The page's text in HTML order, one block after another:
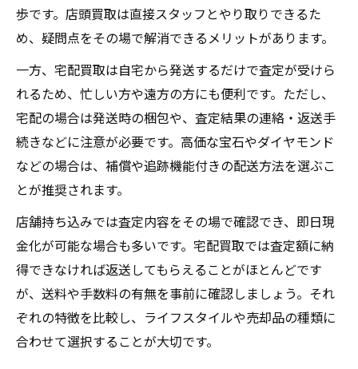
歩です。店頭買取は直接スタッフとやり取りできるた
め、疑問点をその場で解消できるメリットがあります。
一方、宅配買取は自宅から発送するだけで査定が受けら
れるため、忙しい方や遠方の方にも便利です。ただし、
宅配の場合は発送時の梱包や、査定結果の連絡・返送手
続きなどに注意が必要です。高価な宝石やダイヤモンド
などの場合は、補償や追跡機能付きの配送方法を選ぶこ
とが推奨されます。
店舗持ち込みでは査定内容をその場で確認でき、即日現
金化が可能な場合も多いです。宅配買取では査定額に納
得できなければ返送してもらえることがほとんどです
が、送料や手数料の有無を事前に確認しましょう。それ
ぞれの特徴を比較し、ライフスタイルや売却品の種類に
合わせて選択することが大切です。